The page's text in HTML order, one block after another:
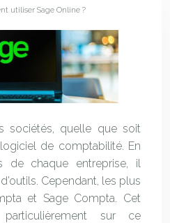
utiliser Sage Online ?
sociétés, quelle que soit
de comptabilité. En
de chaque entreprise, il
Cependant, les plus
et Sage Compta. Cet
sur ce